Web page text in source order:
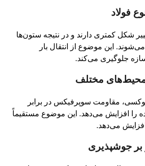
فولاد
شکل کمتری دارند و در نتیجه ستون‌ها
این موضوع از انتقال بار
جلوگیری می‌کند.
مختلف
مقاومت سوپرفیکس در برابر
را افزایش می‌دهد. این موضوع مستقیماً
می‌دهد.
بر جوشپذیری